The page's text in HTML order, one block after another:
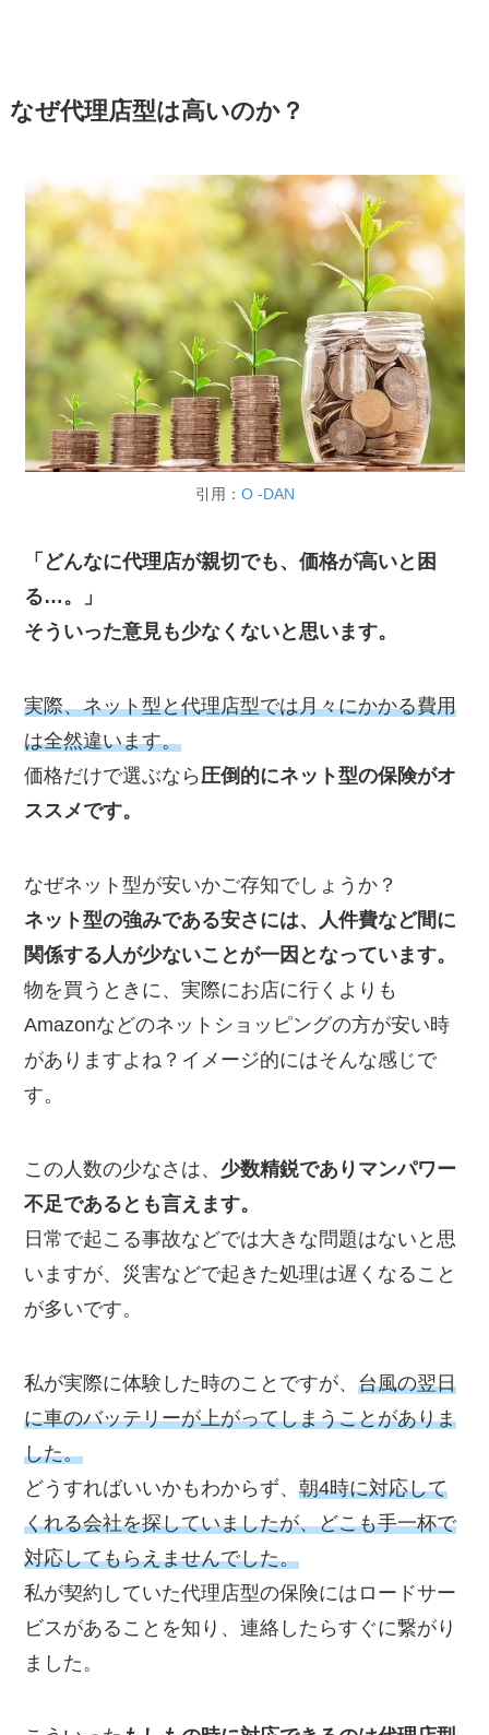
なぜ代理店型は高いのか？
引用： O -DAN
「どんなに代理店が親切でも、価格が高いと困
る…。」
そういった意見も少なくないと思います。
実際、ネット型と代理店型では月々にかかる費用
は全然違います。
価格だけで選ぶなら圧倒的にネット型の保険がオ
ススメです。
なぜネット型が安いかご存知でしょうか？
ネット型の強みである安さには、人件費など間に
関係する人が少ないことが一因となっています。
物を買うときに、実際にお店に行くよりも
Amazonなどのネットショッピングの方が安い時
がありますよね？イメージ的にはそんな感じで
す。
この人数の少なさは、 少数精鋭でありマンパワー
不足であるとも言えます。
日常で起こる事故などでは大きな問題はないと思
いますが、災害などで起きた処理は遅くなること
が多いです。
私が実際に体験した時のことですが、台風の翌日
に車のバッテリーが上がってしまうことがありま
した。
どうすればいいかもわからず、朝4時に対応して
くれる会社を探していましたが、どこも手一杯で
対応してもらえませんでした。
私が契約していた代理店型の保険にはロードサー
ビスがあることを知り、連絡したらすぐに繋がり
ました。